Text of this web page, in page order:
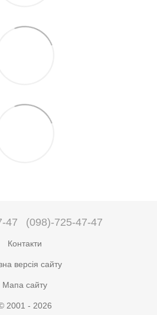
47 (098)-725-47-47
Контакти
версія сайту
Мапа сайту
2001 - 2026